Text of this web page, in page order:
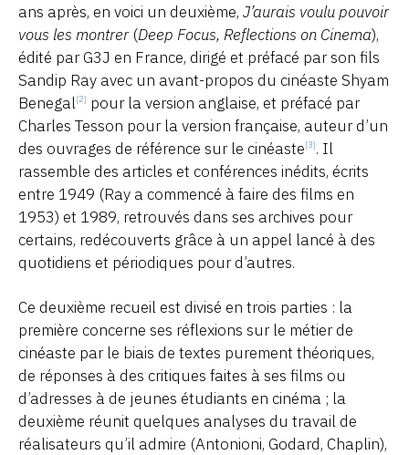
ans après, en voici un deuxième, J’aurais voulu pouvoir
vous les montrer(Deep Focus, Reflections on Cinema),
édité par G3J en France, dirigé et préfacé par son fils
Sandip Ray avec un avant-propos du cinéaste Shyam
Benegal[2] pour la version anglaise, et préfacé par
Charles Tesson pour la version française, auteur d’un
des ouvrages de référence sur le cinéaste[3]. Il
rassemble des articles et conférences inédits, écrits
entre 1949 (Ray a commencé à faire des films en
1953) et 1989, retrouvés dans ses archives pour
certains, redécouverts grâce à un appel lancé à des
quotidiens et périodiques pour d’autres.
Ce deuxième recueil est divisé en trois parties : la
première concerne ses réflexions sur le métier de
cinéaste par le biais de textes purement théoriques,
de réponses à des critiques faites à ses films ou
d’adresses à de jeunes étudiants en cinéma ; la
deuxième réunit quelques analyses du travail de
réalisateurs qu’il admire (Antonioni, Godard, Chaplin),